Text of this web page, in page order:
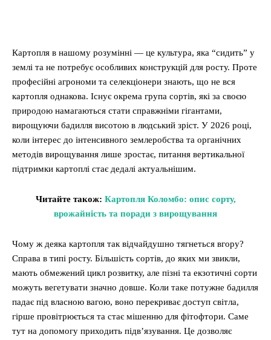
Картопля в нашому розумінні — це культура, яка “сидить” у
землі та не потребує особливих конструкцій для росту. Проте
професійні агрономи та селекціонери знають, що не вся
картопля однакова. Існує окрема група сортів, які за своєю
природою намагаються стати справжніми гігантами,
вирощуючи бадилля висотою в людський зріст. У 2026 році,
коли інтерес до інтенсивного землеробства та органічних
методів вирощування лише зростає, питання вертикальної
підтримки картоплі стає дедалі актуальнішим.
Читайте також: Картопля Коломбо: опис сорту,
врожайність та поради з вирощування
Чому ж деяка картопля так відчайдушно тягнеться вгору?
Справа в типі росту. Більшість сортів, до яких ми звикли,
мають обмежений цикл розвитку, але пізні та екзотичні сорти
можуть вегетувати значно довше. Коли таке потужне бадилля
падає під власною вагою, воно перекриває доступ світла,
гірше провітрюється та стає мішенню для фітофтори. Саме
тут на допомогу приходить підв’язування. Це дозволяє